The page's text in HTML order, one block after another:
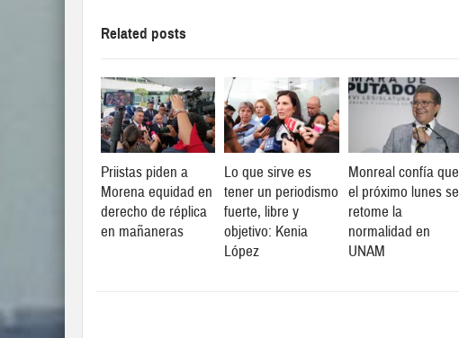
Related posts
Priistas piden a
Morena equidad en
derecho de réplica
en mañaneras
Lo que sirve es
tener un periodismo
fuerte, libre y
objetivo: Kenia
López
Monreal confía que
el próximo lunes se
retome la
normalidad en
UNAM